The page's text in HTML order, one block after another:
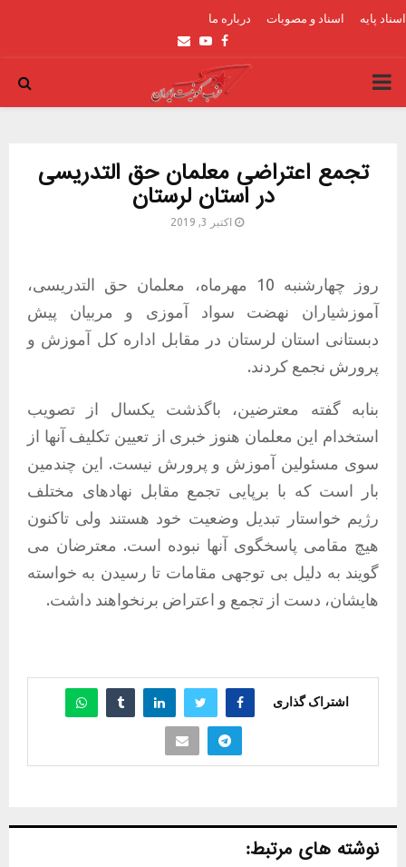
اسناد پایه اسناد و مصوبات درباره ما
Facebook
Youtube
Email
PRIMARY
تجمع اعتراضی معلمان حق التدریسی
در استان لرستان
اکتبر 3, 2019
روز چهارشنبه 10 مهرماه، معلمان حق التدریسی،
آموزشیاران نهضت سواد آموزی و مربیان پیش
دبستانی استان لرستان در مقابل اداره کل آموزش و
پرورش نجمع کردند.
بنابه گفته معترضین، باگذشت یکسال از تصویب
استخدام این معلمان هنوز خبری از تعیین تکلیف آنها از
سوی مسئولین آموزش و پرورش نیست. این چندمین
بار است که با برپایی تجمع مقابل نهادهای مختلف
رژیم خواستار تبدیل وضعیت خود هستند ولی تاکنون
هیچ مقامی پاسخگوی آنها نبوده است. معترضان می
گویند به دلیل بی توجهی مقامات تا رسیدن به خواسته
هایشان، دست از تجمع و اعتراض برنخواهند داشت.
اشتراک گذاری
نوشته های مرتبط: